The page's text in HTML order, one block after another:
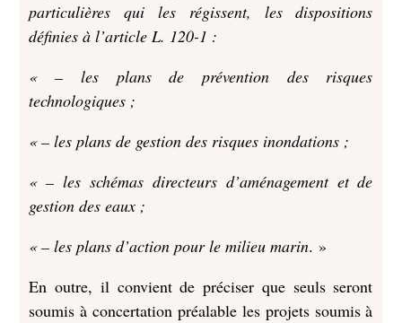
particulières qui les régissent, les dispositions
définies à l’article L. 120-1 :
« – les plans de prévention des risques
technologiques ;
« – les plans de gestion des risques inondations ;
« – les schémas directeurs d’aménagement et de
gestion des eaux ;
« – les plans d’action pour le milieu marin. »
En outre, il convient de préciser que seuls seront
soumis à concertation préalable les projets soumis à